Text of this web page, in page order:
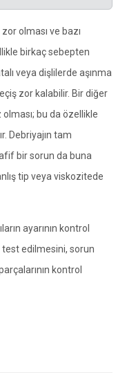
olması ve bazı
birkaç sebepten
veya dişlilerde aşınma
zor kalabilir. Bir diğer
olması; bu da özellikle
Debriyajın tam
bir sorun da buna
tip veya viskozitede
ayarının kontrol
edilmesini, sorun
kontrol